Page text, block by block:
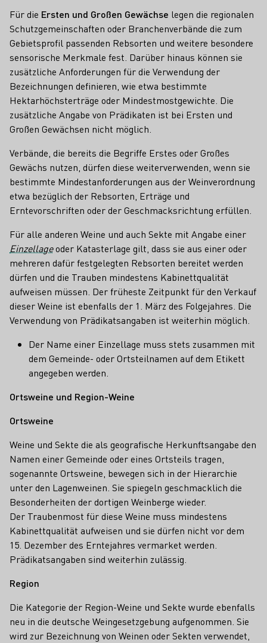
Für die Ersten und Großen Gewächse legen die regionalen
Schutzgemeinschaften oder Branchenverbände die zum
Gebietsprofil passenden Rebsorten und weitere besondere
sensorische Merkmale fest. Darüber hinaus können sie
zusätzliche Anforderungen für die Verwendung der
Bezeichnungen definieren, wie etwa bestimmte
Hektarhöchsterträge oder Mindestmostgewichte. Die
zusätzliche Angabe von Prädikaten ist bei Ersten und
Großen Gewächsen nicht möglich.
Verbände, die bereits die Begriffe Erstes oder Großes
Gewächs nutzen, dürfen diese weiterverwenden, wenn sie
bestimmte Mindestanforderungen aus der Weinverordnung
etwa bezüglich der Rebsorten, Erträge und
Erntevorschriften oder der Geschmacksrichtung erfüllen.
Für alle anderen Weine und auch Sekte mit Angabe einer
Einzellageoder Katasterlage gilt, dass sie aus einer oder
mehreren dafür festgelegten Rebsorten bereitet werden
dürfen und die Trauben mindestens Kabinettqualität
aufweisen müssen. Der früheste Zeitpunkt für den Verkauf
dieser Weine ist ebenfalls der 1. März des Folgejahres. Die
Verwendung von Prädikatsangaben ist weiterhin möglich.
Der Name einer Einzellage muss stets zusammen mit
dem Gemeinde- oder Ortsteilnamen auf dem Etikett
angegeben werden.
Ortsweine und Region-Weine
Ortsweine
Weine und Sekte die als geografische Herkunftsangabe den
Namen einer Gemeinde oder eines Ortsteils tragen,
sogenannte Ortsweine, bewegen sich in der Hierarchie
unter den Lagenweinen. Sie spiegeln geschmacklich die
Besonderheiten der dortigen Weinberge wieder.
Der Traubenmost für diese Weine muss mindestens
Kabinettqualität aufweisen und sie dürfen nicht vor dem
15. Dezember des Erntejahres vermarket werden.
Prädikatsangaben sind weiterhin zulässig.
Region
Die Kategorie der Region-Weine und Sekte wurde ebenfalls
neu in die deutsche Weingesetzgebung aufgenommen. Sie
wird zur Bezeichnung von Weinen oder Sekten verwendet,